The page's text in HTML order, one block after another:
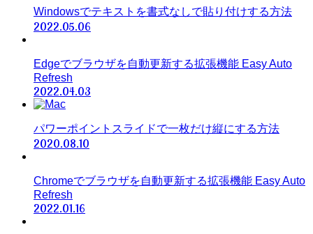
Windowsでテキストを書式なしで貼り付けする方法
2022.05.06
Edgeでブラウザを自動更新する拡張機能 Easy Auto
Refresh
2022.04.03
パワーポイントスライドで一枚だけ縦にする方法
2020.08.10
Chromeでブラウザを自動更新する拡張機能 Easy Auto
Refresh
2022.01.16